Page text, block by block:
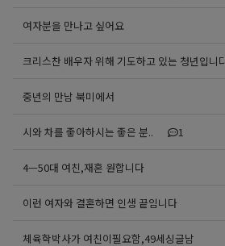
여자분을 만나고 싶어요
크리스찬 배우자 위해 기도하고 있는 청년입니
중년의 만남 북미에서
시와 차를 좋아하시는 좋은 분.. 1
4ㅡ50대 여친,재혼 원합니다
이런 여자와 결혼하면 인생 끝임니다
체육학박사가 여친이필요함,49세싱글남